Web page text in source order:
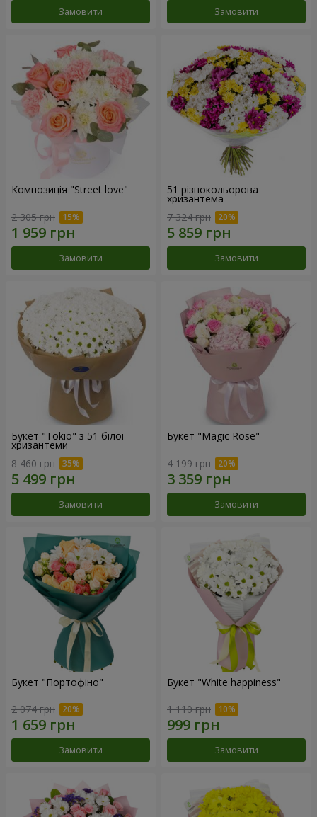
Замовити Замовити
Композиція "Street love"
2 305 грн
Замовити
51 різнокольорова
хризантема
7 324 грн
Замовити
Букет "Tokio" з 51 білої
хризантеми
8 460 грн
Замовити
Букет "Magic Rose"
4 199 грн
Замовити
Букет "Портофіно"
2 074 грн
Замовити
Букет "White happiness"
1 110 грн
Замовити